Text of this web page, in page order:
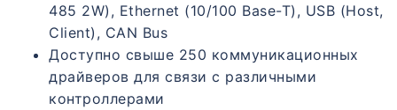
485 2W), Ethernet (10/100 Base-T), USB (Host,
Client), CAN Bus
Доступно свыше 250 коммуникационных
драйверов для связи с различными
контроллерами